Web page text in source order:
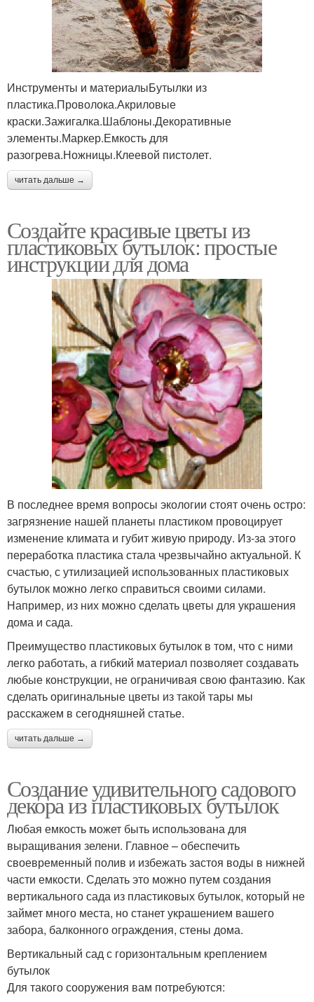
Инструменты и материалыБутылки из
пластика.Проволока.Акриловые
краски.Зажигалка.Шаблоны.Декоративные
элементы.Маркер.Емкость для
разогрева.Ножницы.Клеевой пистолет.
читать дальше →
Создайте красивые цветы из
пластиковых бутылок: простые
инструкции для дома
В последнее время вопросы экологии стоят очень остро:
загрязнение нашей планеты пластиком провоцирует
изменение климата и губит живую природу. Из-за этого
переработка пластика стала чрезвычайно актуальной. К
счастью, с утилизацией использованных пластиковых
бутылок можно легко справиться своими силами.
Например, из них можно сделать цветы для украшения
дома и сада.
Преимущество пластиковых бутылок в том, что с ними
легко работать, а гибкий материал позволяет создавать
любые конструкции, не ограничивая свою фантазию. Как
сделать оригинальные цветы из такой тары мы
расскажем в сегодняшней статье.
читать дальше →
Создание удивительного садового
декора из пластиковых бутылок
Любая емкость может быть использована для
выращивания зелени. Главное – обеспечить
своевременный полив и избежать застоя воды в нижней
части емкости. Сделать это можно путем создания
вертикального сада из пластиковых бутылок, который не
займет много места, но станет украшением вашего
забора, балконного ограждения, стены дома.
Вертикальный сад с горизонтальным креплением
бутылок
Для такого сооружения вам потребуются: